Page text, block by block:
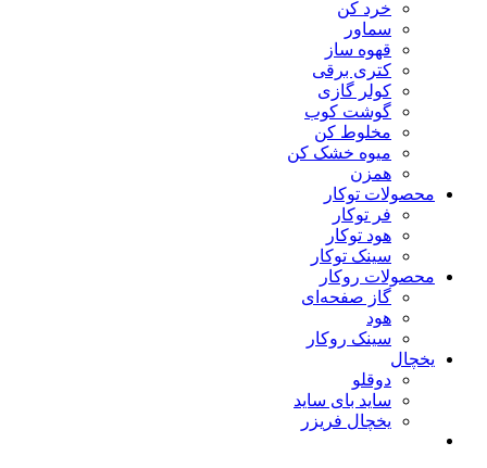
خرد کن
سماور
قهوه ساز
کتری برقی
کولر گازی
گوشت کوب
مخلوط کن
میوه خشک کن
همزن
محصولات توکار
فر توکار
هود توکار
سینک توکار
محصولات روکار
گاز صفحه‌ای
هود
سینک روکار
یخچال
دوقلو
ساید بای ساید
یخچال فریزر